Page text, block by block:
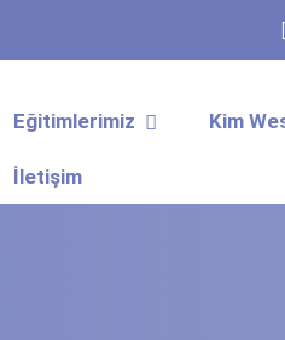
Eğitimlerimiz Kim
İletişim